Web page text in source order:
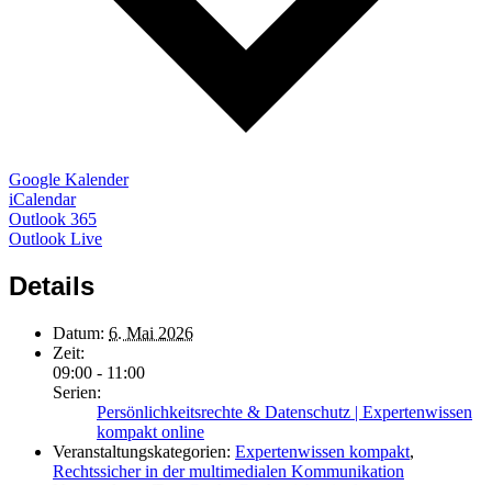
Google Kalender
iCalendar
Outlook 365
Outlook Live
Details
Datum: 6. Mai 2026
Zeit:
09:00 - 11:00
Serien:
Persönlichkeitsrechte & Datenschutz | Expertenwissen
kompakt online
Veranstaltungskategorien: Expertenwissen kompakt,
Rechtssicher in der multimedialen Kommunikation